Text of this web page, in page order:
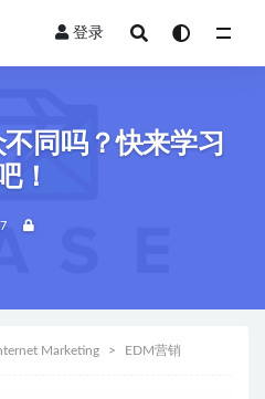
登录
同吗？快来学习
！
Marketing EDM营销